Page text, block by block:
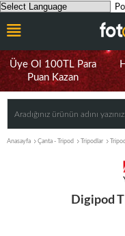
Üye Ol 100TL Para
Puan Kazan
Anasayfa Çanta - Tripod Tripodlar
Digipod